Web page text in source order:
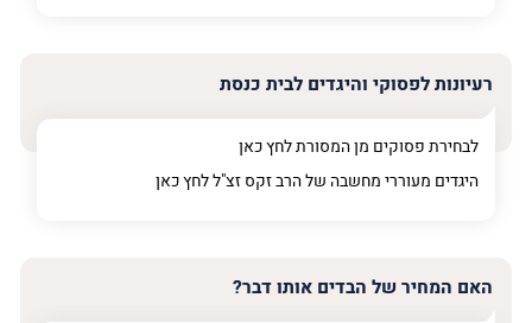
רעיונות לפסוקי והיגדים לבית כנסת
לבחירת פסוקים מן המסורת לחץכאן
היגדים מעוררי מחשבה של הרב זקס זצ"ל לחץכאן
האם המחיר של הבדים אותו דבר?